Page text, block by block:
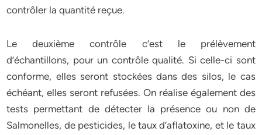
contrôler la quantité reçue.
Le deuxième contrôle c’est le prélèvement
d’échantillons, pour un contrôle qualité. Si celle-ci sont
conforme, elles seront stockées dans des silos, le cas
échéant, elles seront refusées. On réalise également des
tests permettant de détecter la présence ou non de
Salmonelles, de pesticides, le taux d’aflatoxine, et le taux